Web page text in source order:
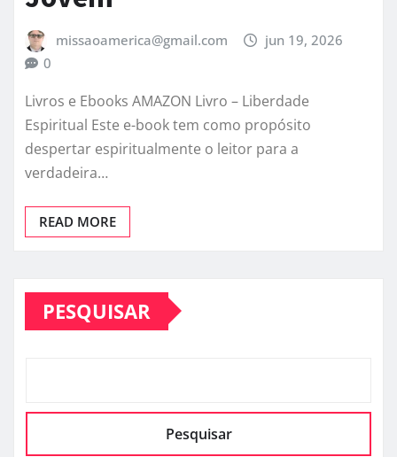
missaoamerica@gmail.com
jun 19, 2026
0
Livros e Ebooks AMAZON Livro – Liberdade
Espiritual Este e-book tem como propósito
despertar espiritualmente o leitor para a
verdadeira…
READ MORE
PESQUISAR
Pesquisar